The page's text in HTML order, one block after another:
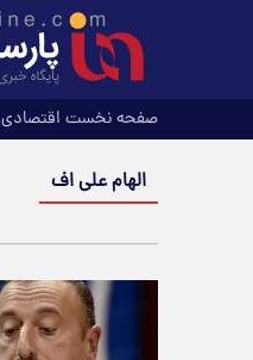
صفحه نخست اقتصادی
الهام علی اف